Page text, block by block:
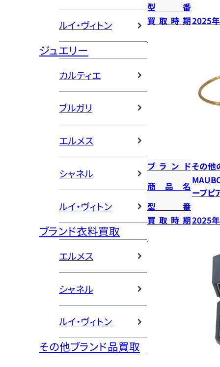
ルイ・ヴィトン
ジュエリー
カルティエ
ブルガリ
エルメス
シャネル
ルイ・ヴィトン
ブランド衣料買取
エルメス
シャネル
ルイ・ヴィトン
その他ブランド品買取
型番
買取時期2025
ブランドその他
商品名
ープピ
型番
買取時期2025